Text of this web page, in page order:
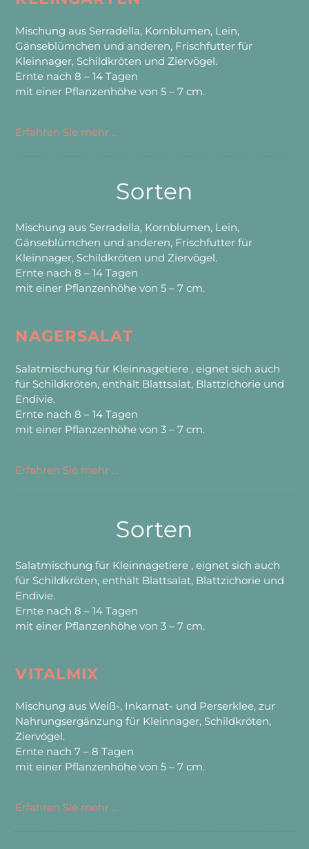
Mischung aus Serradella, Kornblumen, Lein,
Gänseblümchen und anderen, Frischfutter für
Kleinnager, Schildkröten und Ziervögel.
Ernte nach 8 – 14 Tagen
mit einer Pflanzenhöhe von 5 – 7 cm.
Erfahren Sie mehr …
Sorten
Mischung aus Serradella, Kornblumen, Lein,
Gänseblümchen und anderen, Frischfutter für
Kleinnager, Schildkröten und Ziervögel.
Ernte nach 8 – 14 Tagen
mit einer Pflanzenhöhe von 5 – 7 cm.
NAGERSALAT
Salatmischung für Kleinnagetiere , eignet sich auch
für Schildkröten, enthält Blattsalat, Blattzichorie und
Endivie.
Ernte nach 8 – 14 Tagen
mit einer Pflanzenhöhe von 3 – 7 cm.
Erfahren Sie mehr …
Sorten
Salatmischung für Kleinnagetiere , eignet sich auch
für Schildkröten, enthält Blattsalat, Blattzichorie und
Endivie.
Ernte nach 8 – 14 Tagen
mit einer Pflanzenhöhe von 3 – 7 cm.
VITALMIX
Mischung aus Weiß-, Inkarnat- und Perserklee, zur
Nahrungsergänzung für Kleinnager, Schildkröten,
Ziervögel.
Ernte nach 7 – 8 Tagen
mit einer Pflanzenhöhe von 5 – 7 cm.
Erfahren Sie mehr …